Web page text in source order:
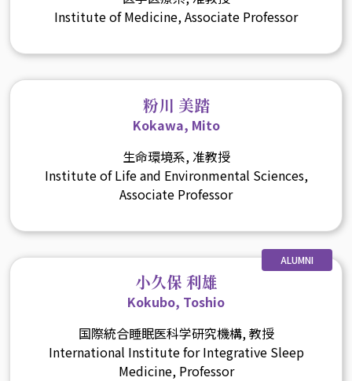
Institute of Medicine, Associate Professor
粉川 美踏
Kokawa, Mito
生命環境系, 准教授
Institute of Life and Environmental Sciences,
Associate Professor
ALUMNI
小久保 利雄
Kokubo, Toshio
国際統合睡眠医科学研究機構, 教授
International Institute for Integrative Sleep
Medicine, Professor